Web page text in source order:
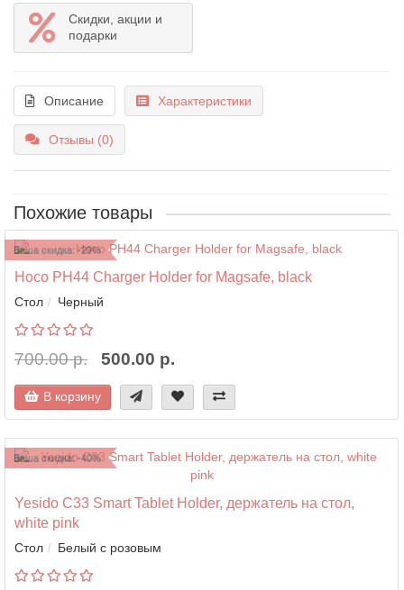
Скидки, акции и
подарки
Описание Характеристики
Отзывы (0)
Похожие товары
Ваша скидка: -29%
Hoco PH44 Charger Holder for Magsafe, black
Стол Черный
700.00 р. 500.00 р.
В корзину
Ваша скидка: -40%
Yesido C33 Smart Tablet Holder, держатель на стол,
white pink
Стол Белый с розовым